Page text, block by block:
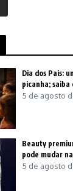
Dia dos Pais:
picanha; saiba
5 de agosto
Beauty
pode mudar
5 de agosto